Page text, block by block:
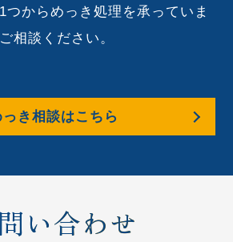
つからめっき処理を承っていま
相談ください。
っき相談はこちら
い合わせ